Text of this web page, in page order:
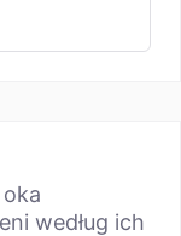
według ich